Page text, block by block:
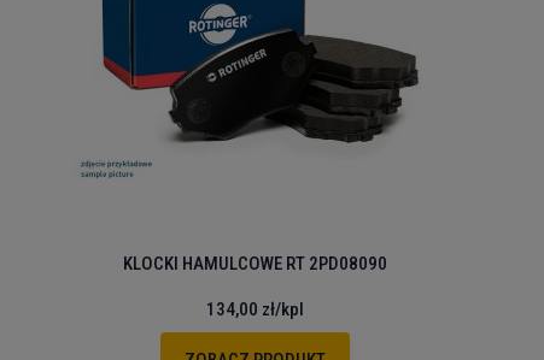
KLOCKI HAMULCOWE RT 2PD08090
134,00 zł/kpl